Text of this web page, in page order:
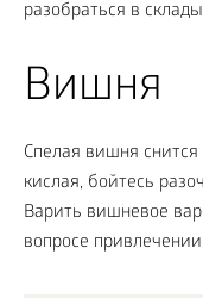
разобраться в
Вишня
Спелая вишня снится
кислая, бойтесь
Варить вишневое
вопросе